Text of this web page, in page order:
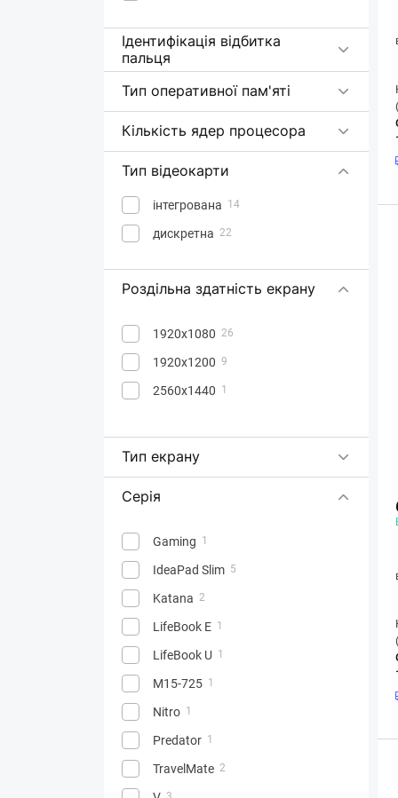
Ідентифікація відбитка
пальця
Тип оперативної пам'яті
Кількість ядер процесора
Тип відеокарти
інтегрована 14
дискретна 22
Роздільна здатність екрану
1920x1080 26
1920x1200 9
2560x1440 1
Тип екрану
Серія
Gaming 1
IdeaPad Slim 5
Katana 2
LifeBook E 1
LifeBook U 1
M15-725 1
Nitro 1
Predator 1
TravelMate 2